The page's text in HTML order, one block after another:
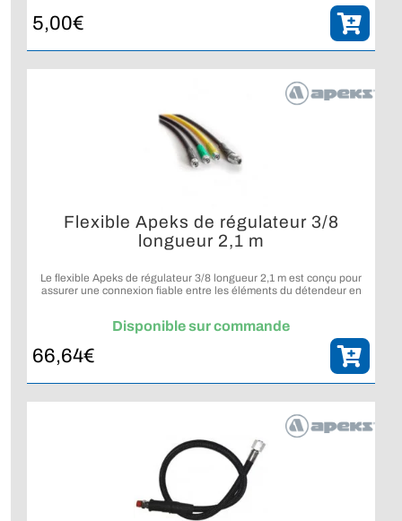
5,00€
Flexible Apeks de régulateur 3/8
longueur 2,1 m
Le flexible Apeks de régulateur 3/8 longueur 2,1 m est conçu pour
assurer une connexion fiable entre les éléments du détendeur en
Disponible sur commande
66,64€